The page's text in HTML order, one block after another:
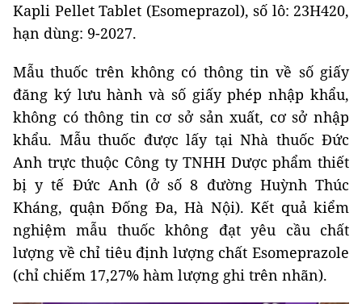
Kapli Pellet Tablet (Esomeprazol), số lô: 23H420,
hạn dùng: 9-2027.
Mẫu thuốc trên không có thông tin về số giấy
đăng ký lưu hành và số giấy phép nhập khẩu,
không có thông tin cơ sở sản xuất, cơ sở nhập
khẩu. Mẫu thuốc được lấy tại Nhà thuốc Đức
Anh trực thuộc Công ty TNHH Dược phẩm thiết
bị y tế Đức Anh (ở số 8 đường Huỳnh Thúc
Kháng, quận Đống Đa, Hà Nội). Kết quả kiểm
nghiệm mẫu thuốc không đạt yêu cầu chất
lượng về chỉ tiêu định lượng chất Esomeprazole
(chỉ chiếm 17,27% hàm lượng ghi trên nhãn).